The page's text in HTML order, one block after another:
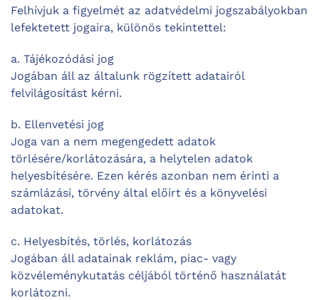
Felhívjuk a figyelmét az adatvédelmi jogszabályokban
lefektetett jogaira, különös tekintettel:
a. Tájékozódási jog
Jogában áll az általunk rögzített adatairól
felvilágosítást kérni.
b. Ellenvetési jog
Joga van a nem megengedett adatok
törlésére/korlátozására, a helytelen adatok
helyesbítésére. Ezen kérés azonban nem érinti a
számlázási, törvény által előírt és a könyvelési
adatokat.
c. Helyesbítés, törlés, korlátozás
Jogában áll adatainak reklám, piac- vagy
közvéleménykutatás céljából történő használatát
korlátozni.